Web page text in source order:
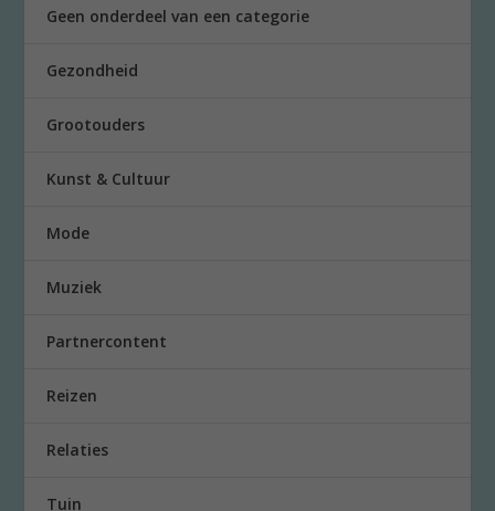
Geen onderdeel van een categorie
Gezondheid
Grootouders
Kunst & Cultuur
Mode
Muziek
Partnercontent
Reizen
Relaties
Tuin